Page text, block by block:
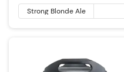
Strong Blonde Ale